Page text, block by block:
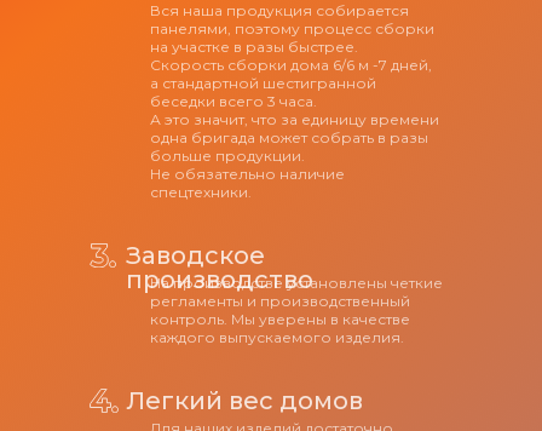
Заводское
производство
На производстве установлены четкие
регламенты и производственный
контроль. Мы уверены в качестве
каждого выпускаемого изделия.
Легкий вес домов
Вся наша продукция собирается
панелями, поэтому процесс сборки
на участке в разы быстрее.
Скорость сборки дома 6/6 м -7 дней,
а стандартной шестигранной
беседки всего 3 часа.
А это значит, что за единицу времени
одна бригада может собрать в разы
больше продукции.
Не обязательно наличие
спецтехники.